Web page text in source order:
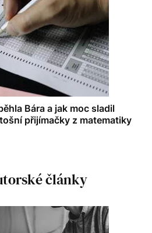
Bára a jak moc sladil
přijímačky z matematiky
články